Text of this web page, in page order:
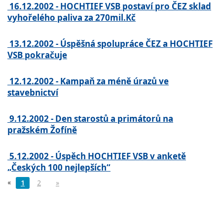
16.12.2002 - HOCHTIEF VSB postaví pro ČEZ sklad
vyhořelého paliva za 270mil.Kč
13.12.2002 - Úspěšná spolupráce ČEZ a HOCHTIEF
VSB pokračuje
12.12.2002 - Kampaň za méně úrazů ve
stavebnictví
9.12.2002 - Den starostů a primátorů na
pražském Žofíně
5.12.2002 - Úspěch HOCHTIEF VSB v anketě
„Českých 100 nejlepších“
« 1 2 »